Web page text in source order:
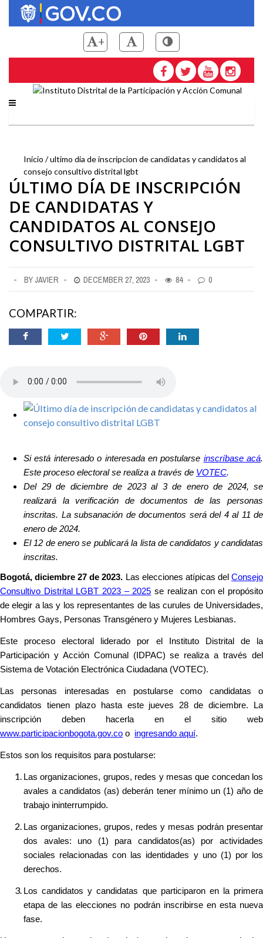
+
Sobrescribir
enlaces
de
ayuda
a
la
navegación
Inicio
ultimo dia de inscripcion de candidatas y candidatos al
consejo consultivo distrital lgbt
ÚLTIMO DÍA DE INSCRIPCIÓN
DE CANDIDATAS Y
CANDIDATOS AL CONSEJO
CONSULTIVO DISTRITAL LGBT
BY JAVIER DECEMBER 27, 2023 84 0
COMPARTIR:
Si está interesado o interesada en postularse inscríbase acá.
Este proceso electoral se realiza a través de VOTEC.
Del 29 de diciembre de 2023 al 3 de enero de 2024, se
realizará la verificación de documentos de las personas
inscritas. La subsanación de documentos será del 4 al 11 de
enero de 2024.
El 12 de enero se publicará la lista de candidatos y candidatas
inscritas.
Bogotá, diciembre 27 de 2023. Las elecciones atípicas delConsejo
Consultivo Distrital LGBT 2023 – 2025 se realizan con el propósito
de elegir a las y los representantes de las curules de Universidades,
Hombres Gays, Personas Transgénero y Mujeres Lesbianas.
Este proceso electoral liderado por el Instituto Distrital de la
Participación y Acción Comunal (IDPAC) se realiza a través del
Sistema de Votación Electrónica Ciudadana (VOTEC).
Las personas interesadas en postularse como candidatas o
candidatos tienen plazo hasta este jueves 28 de diciembre. La
inscripción deben hacerla en el sitio web
www.participacionbogota.gov.co o ingresando aquí.
Estos son los requisitos para postularse:
Las organizaciones, grupos, redes y mesas que concedan los
avales a candidatos (as) deberán tener mínimo un (1) año de
trabajo ininterrumpido.
Las organizaciones, grupos, redes y mesas podrán presentar
dos avales: uno (1) para candidatos(as) por actividades
sociales relacionadas con las identidades y uno (1) por los
derechos.
Los candidatos y candidatas que participaron en la primera
etapa de las elecciones no podrán inscribirse en esta nueva
fase.